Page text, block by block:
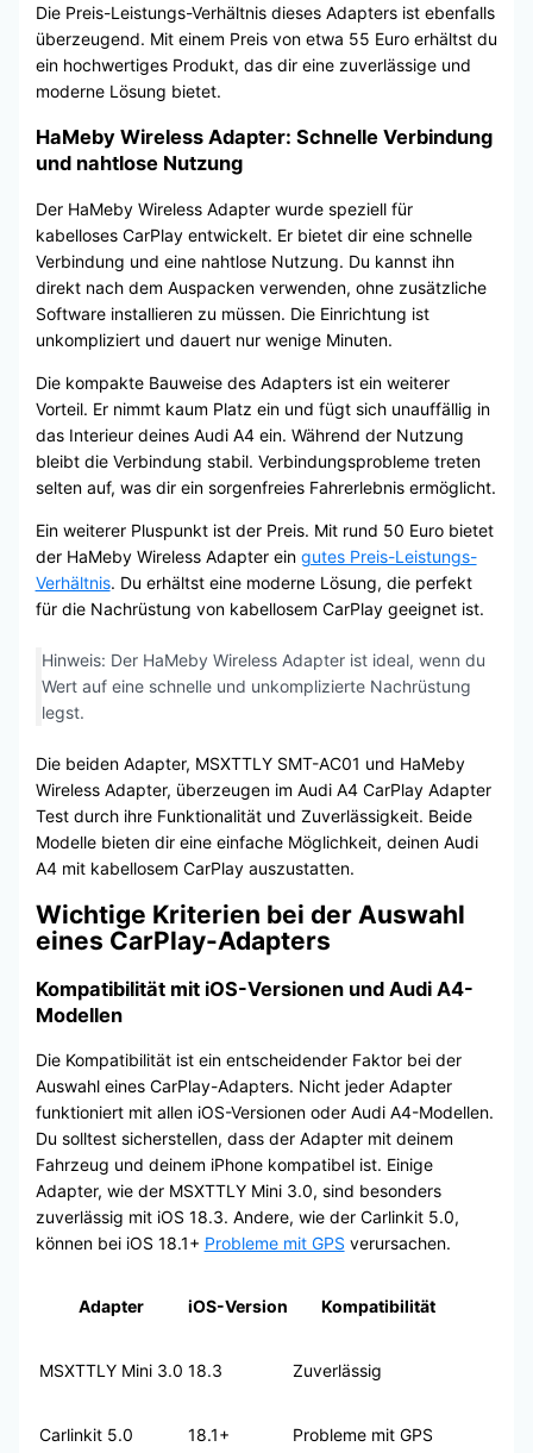
Die Preis-Leistungs-Verhältnis dieses Adapters ist ebenfalls
überzeugend. Mit einem Preis von etwa 55 Euro erhältst du
ein hochwertiges Produkt, das dir eine zuverlässige und
moderne Lösung bietet.
HaMeby Wireless Adapter: Schnelle Verbindung
und nahtlose Nutzung
Der HaMeby Wireless Adapter wurde speziell für
kabelloses CarPlay entwickelt. Er bietet dir eine schnelle
Verbindung und eine nahtlose Nutzung. Du kannst ihn
direkt nach dem Auspacken verwenden, ohne zusätzliche
Software installieren zu müssen. Die Einrichtung ist
unkompliziert und dauert nur wenige Minuten.
Die kompakte Bauweise des Adapters ist ein weiterer
Vorteil. Er nimmt kaum Platz ein und fügt sich unauffällig in
das Interieur deines Audi A4 ein. Während der Nutzung
bleibt die Verbindung stabil. Verbindungsprobleme treten
selten auf, was dir ein sorgenfreies Fahrerlebnis ermöglicht.
Ein weiterer Pluspunkt ist der Preis. Mit rund 50 Euro bietet
der HaMeby Wireless Adapter ein gutes Preis-Leistungs-
Verhältnis. Du erhältst eine moderne Lösung, die perfekt
für die Nachrüstung von kabellosem CarPlay geeignet ist.
Hinweis: Der HaMeby Wireless Adapter ist ideal, wenn du
Wert auf eine schnelle und unkomplizierte Nachrüstung
legst.
Die beiden Adapter, MSXTTLY SMT-AC01 und HaMeby
Wireless Adapter, überzeugen im Audi A4 CarPlay Adapter
Test durch ihre Funktionalität und Zuverlässigkeit. Beide
Modelle bieten dir eine einfache Möglichkeit, deinen Audi
A4 mit kabellosem CarPlay auszustatten.
Wichtige Kriterien bei der Auswahl
eines CarPlay-Adapters
Kompatibilität mit iOS-Versionen und Audi A4-
Modellen
Die Kompatibilität ist ein entscheidender Faktor bei der
Auswahl eines CarPlay-Adapters. Nicht jeder Adapter
funktioniert mit allen iOS-Versionen oder Audi A4-Modellen.
Du solltest sicherstellen, dass der Adapter mit deinem
Fahrzeug und deinem iPhone kompatibel ist. Einige
Adapter, wie der MSXTTLY Mini 3.0, sind besonders
zuverlässig mit iOS 18.3. Andere, wie der Carlinkit 5.0,
können bei iOS 18.1+ Probleme mit GPS verursachen.
Adapter iOS-Version Kompatibilität
MSXTTLY Mini 3.0 18.3 Zuverlässig
Carlinkit 5.0 18.1+ Probleme mit GPS